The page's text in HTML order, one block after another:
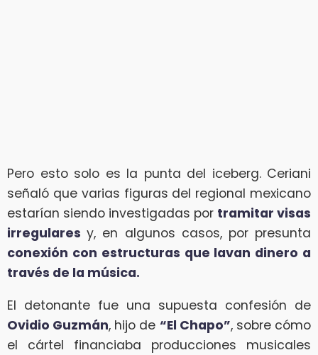
Pero esto solo es la punta del iceberg. Ceriani
señaló que varias figuras del regional mexicano
estarían siendo investigadas por tramitar visas
irregularesy, en algunos casos, por presunta
conexión con estructuras que lavan dinero a
través de la música.
El detonante fue una supuesta confesión de
Ovidio Guzmán, hijo de “El Chapo”, sobre cómo
el cártel financiaba producciones musicales